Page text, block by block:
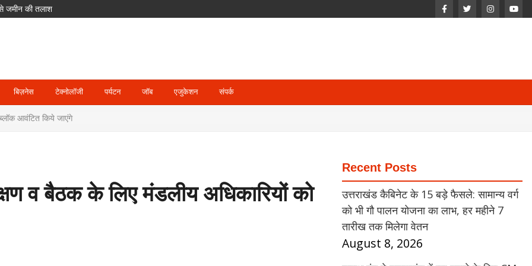
जमीन की तलाश
हुआ तो तीनों के खिलाफ माना जाएगा
POCSO के तहत आरोपी गिरफ्तार
हर महीने 7 तारीख तक मिलेगा वेतन
बिज़नेस टेक्नोलॉजी पर्यटन जॉब एजुकेशन संपर्क
आवंटित किये जाएंगे
व बैठक के लिए मंडलीय अधिकारियों को
Recent Posts
उत्तराखंड कैबिनेट के 15 बड़े फैसले: सामान्य वर्ग
को भी गौ पालन योजना का लाभ, हर महीने 7
तारीख तक मिलेगा वेतन
August 8, 2026